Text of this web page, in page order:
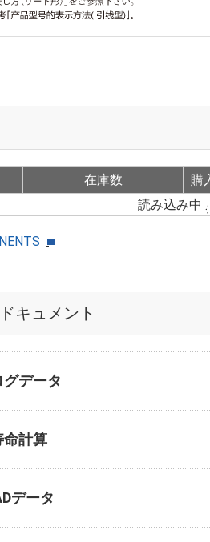
在庫数
購
読み込み中
キュメント
グデータ
命計算
データ